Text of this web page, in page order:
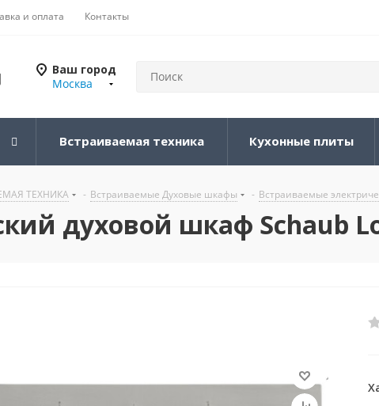
и оплата Контакты
Ваш город
Москва
Встраиваемая техника Кухонные плиты
ТЕХНИКА - Встраиваемые Духовые шкафы - Встраиваемые
духовой шкаф Schaub